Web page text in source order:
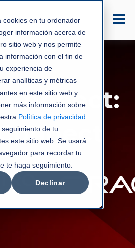
cookies en tu ordenador
información acerca de
sitio web y nos permite
información con el fin de
experiencia de
analíticas y métricas
en este sitio web y
más información sobre
Política de privacidad
de tu
este sitio web. Se usará
para recordar tu
te haga seguimiento.
Declinar